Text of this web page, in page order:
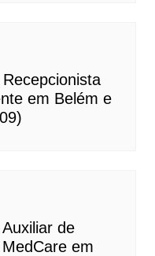
em Belém e
de
em